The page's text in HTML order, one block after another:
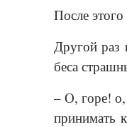
После
Другой раз
беса
– О, горе!
принимать